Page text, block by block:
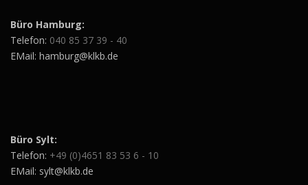
Büro Hamburg:
Telefon: 040 85 37 39 - 40
EMail: hamburg@klkb.de
Büro Sylt:
Telefon: +49 (0)4651 83 53 6 - 10
EMail: sylt@klkb.de